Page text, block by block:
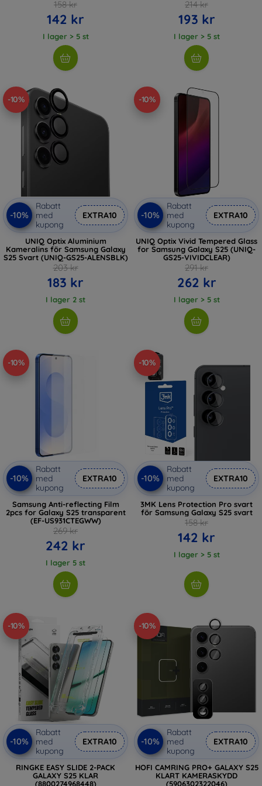
158 kr
142 kr
I lager > 5 st
214 kr
193 kr
I lager > 5 st
-10%
-10%
Rabatt
med
kupong
EXTRA10
UNIQ Optix Aluminium
Kameralins för Samsung Galaxy
S25 Svart (UNIQ-GS25-ALENSBLK)
203 kr
183 kr
I lager 2 st
-10%
-10%
Rabatt
med
kupong
EXTRA10
UNIQ Optix Vivid Tempered Glass
for Samsung Galaxy S25 (UNIQ-
GS25-VIVIDCLEAR)
291 kr
262 kr
I lager > 5 st
-10%
-10%
Rabatt
med
kupong
EXTRA10
Samsung Anti-reflecting Film
2pcs for Galaxy S25 transparent
(EF-US931CTEGWW)
269 kr
242 kr
I lager 5 st
-10%
-10%
Rabatt
med
kupong
EXTRA10
3MK Lens Protection Pro svart
för Samsung Galaxy S25 svart
158 kr
142 kr
I lager > 5 st
-10%
-10%
Rabatt
med
kupong
EXTRA10
RINGKE EASY SLIDE 2-PACK
GALAXY S25 KLAR
(8800274968448)
-10%
-10%
Rabatt
med
kupong
EXTRA10
HOFI CAMRING PRO+ GALAXY S25
KLART KAMERASKYDD
(5906302322046)